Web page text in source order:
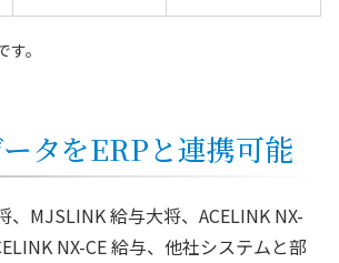
。
タをERPと連携可能
MJSLINK 給与大将、ACELINK NX-
NX-CE 給与、他社システムと部